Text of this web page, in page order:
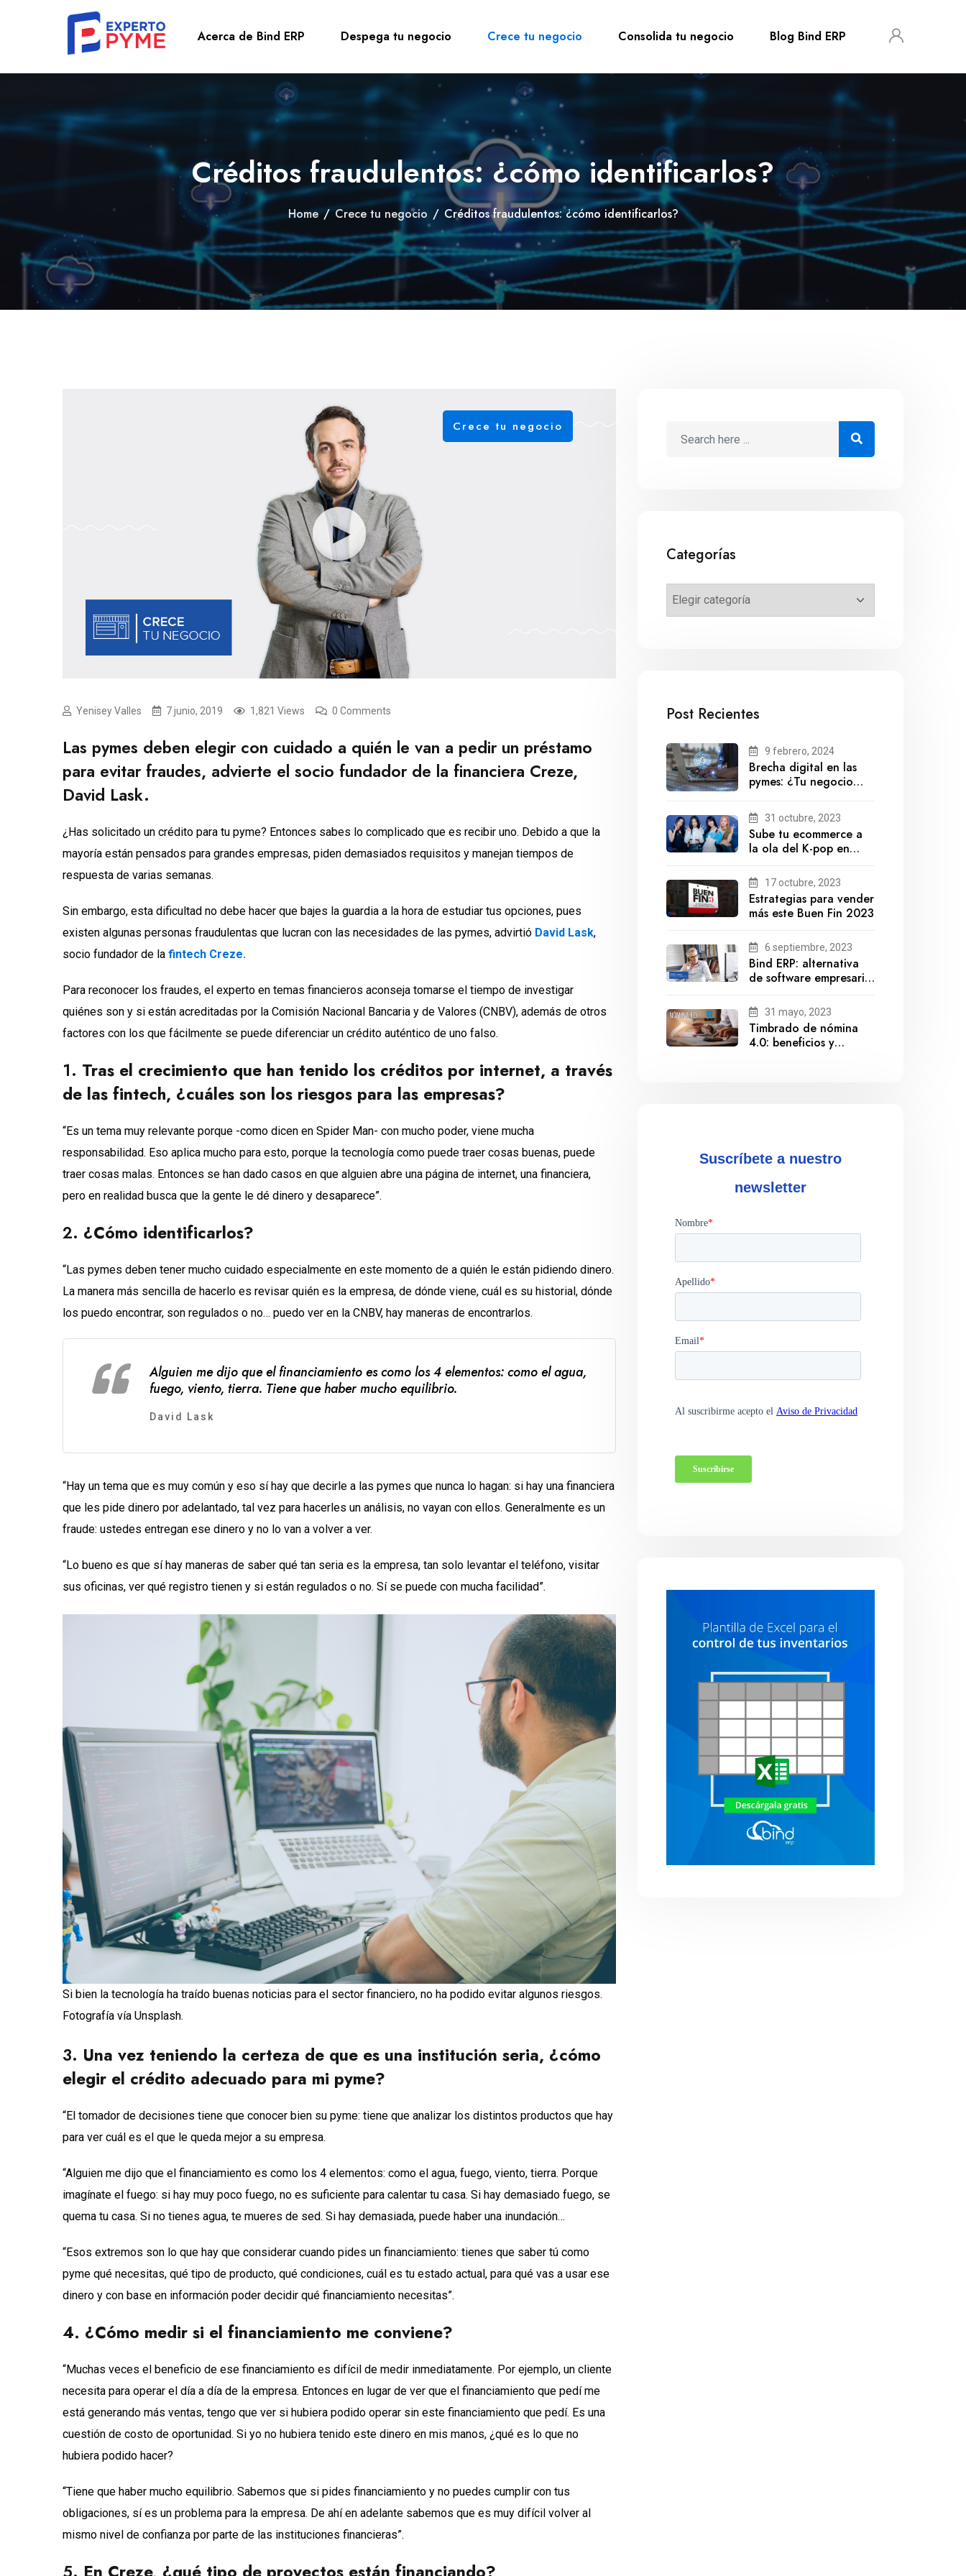
Acerca de Bind ERP Despega tu negocio Crece tu negocio Consolida tu negocio Blog Bind ERP
Créditos fraudulentos: ¿cómo identificarlos?
Home / Crece tu negocio / Créditos fraudulentos: ¿cómo identificarlos?
Crece tu negocio
Yenisey Valles 7 junio, 2019 1,821 Views 0 Comments
Las pymes deben elegir con cuidado a quién le van a pedir un préstamo
para evitar fraudes, advierte el socio fundador de la financiera Creze,
David Lask.
¿Has solicitado un crédito para tu pyme? Entonces sabes lo complicado que es recibir uno. Debido a que la
mayoría están pensados para grandes empresas, piden demasiados requisitos y manejan tiempos de
respuesta de varias semanas.
Sin embargo, esta dificultad no debe hacer que bajes la guardia a la hora de estudiar tus opciones, pues
existen algunas personas fraudulentas que lucran con las necesidades de las pymes, advirtió David Lask,
socio fundador de la fintech Creze.
Para reconocer los fraudes, el experto en temas financieros aconseja tomarse el tiempo de investigar
quiénes son y si están acreditadas por la Comisión Nacional Bancaria y de Valores (CNBV), además de otros
factores con los que fácilmente se puede diferenciar un crédito auténtico de uno falso.
1. Tras el crecimiento que han tenido los créditos por internet, a través
de las fintech, ¿cuáles son los riesgos para las empresas?
“Es un tema muy relevante porque -como dicen en Spider Man- con mucho poder, viene mucha
responsabilidad. Eso aplica mucho para esto, porque la tecnología como puede traer cosas buenas, puede
traer cosas malas. Entonces se han dado casos en que alguien abre una página de internet, una financiera,
pero en realidad busca que la gente le dé dinero y desaparece”.
2. ¿Cómo identificarlos?
“Las pymes deben tener mucho cuidado especialmente en este momento de a quién le están pidiendo dinero.
La manera más sencilla de hacerlo es revisar quién es la empresa, de dónde viene, cuál es su historial, dónde
los puedo encontrar, son regulados o no… puedo ver en la CNBV, hay maneras de encontrarlos.
Alguien me dijo que el financiamiento es como los 4 elementos: como el agua,
fuego, viento, tierra. Tiene que haber mucho equilibrio.
David Lask
“Hay un tema que es muy común y eso sí hay que decirle a las pymes que nunca lo hagan: si hay una financiera
que les pide dinero por adelantado, tal vez para hacerles un análisis, no vayan con ellos. Generalmente es un
fraude: ustedes entregan ese dinero y no lo van a volver a ver.
“Lo bueno es que sí hay maneras de saber qué tan seria es la empresa, tan solo levantar el teléfono, visitar
sus oficinas, ver qué registro tienen y si están regulados o no. Sí se puede con mucha facilidad”.
Si bien la tecnología ha traído buenas noticias para el sector financiero, no ha podido evitar algunos riesgos.
Fotografía vía Unsplash.
3. Una vez teniendo la certeza de que es una institución seria, ¿cómo
elegir el crédito adecuado para mi pyme?
“El tomador de decisiones tiene que conocer bien su pyme: tiene que analizar los distintos productos que hay
para ver cuál es el que le queda mejor a su empresa.
“Alguien me dijo que el financiamiento es como los 4 elementos: como el agua, fuego, viento, tierra. Porque
imagínate el fuego: si hay muy poco fuego, no es suficiente para calentar tu casa. Si hay demasiado fuego, se
quema tu casa. Si no tienes agua, te mueres de sed. Si hay demasiada, puede haber una inundación…
“Esos extremos son lo que hay que considerar cuando pides un financiamiento: tienes que saber tú como
pyme qué necesitas, qué tipo de producto, qué condiciones, cuál es tu estado actual, para qué vas a usar ese
dinero y con base en información poder decidir qué financiamiento necesitas”.
4. ¿Cómo medir si el financiamiento me conviene?
“Muchas veces el beneficio de ese financiamiento es difícil de medir inmediatamente. Por ejemplo, un cliente
necesita para operar el día a día de la empresa. Entonces en lugar de ver que el financiamiento que pedí me
está generando más ventas, tengo que ver si hubiera podido operar sin este financiamiento que pedí. Es una
cuestión de costo de oportunidad. Si yo no hubiera tenido este dinero en mis manos, ¿qué es lo que no
hubiera podido hacer?
“Tiene que haber mucho equilibrio. Sabemos que si pides financiamiento y no puedes cumplir con tus
obligaciones, sí es un problema para la empresa. De ahí en adelante sabemos que es muy difícil volver al
mismo nivel de confianza por parte de las instituciones financieras”.
Categorías
Post Recientes
9 febrero, 2024
Brecha digital en las
pymes: ¿Tu negocio
futuro?31 octubre, 2023
Sube tu ecommerce a
la ola del K-pop en
17 octubre, 2023
Estrategias para vender
más este Buen Fin 2023
6 septiembre, 2023
Bind ERP: alternativa
de software empresarial
Gestionix
31 mayo, 2023
Timbrado de nómina
4.0: beneficios y
Suscríbete a nuestro
newsletter